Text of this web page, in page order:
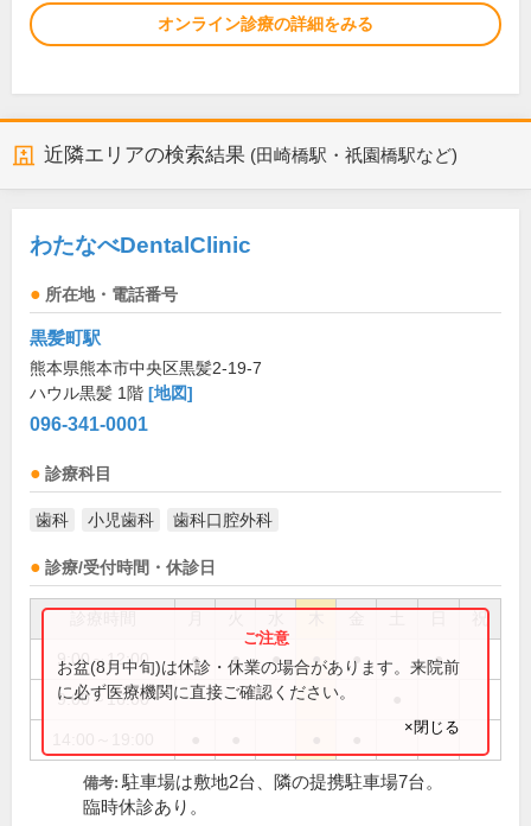
オンライン診療の詳細をみる
近隣エリアの検索結果 (田崎橋駅・祇園橋駅など)
わたなべDentalClinic
所在地・電話番号
黒髪町駅
熊本県熊本市中央区黒髪2-19-7
ハウル黒髪 1階 [地図]
096-341-0001
診療科目
歯科 小児歯科 歯科口腔外科
診療/受付時間・休診日
祝
9:00～12:00 ● ● ● ● ● ●
9:00～16:00
お盆(8月中旬)は休診・休業の場合があります。来院前
に必ず医療機関に直接ご確認ください。
×閉じる
備考: 駐車場は敷地2台、隣の提携駐車場7台。
臨時休診あり。